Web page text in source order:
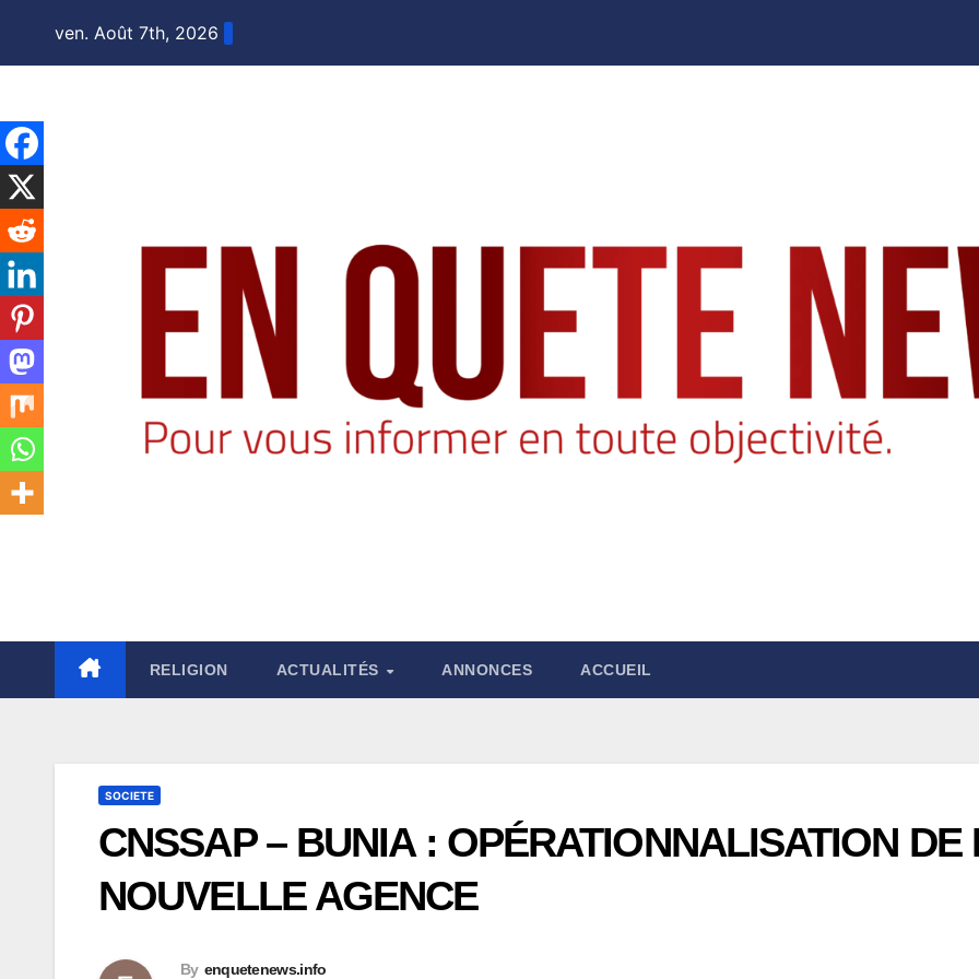
ven. Août 7th, 2026
RELIGION ACTUALITÉS ANNONCES ACCUEIL
SOCIETE
CNSSAP – BUNIA : OPÉRATIONNALISATION DE
NOUVELLE AGENCE
By enquetenews.info